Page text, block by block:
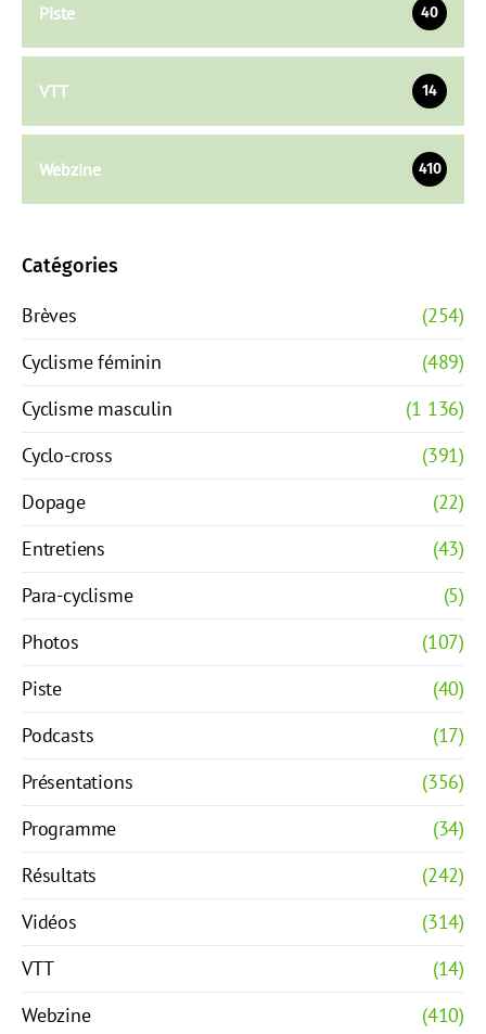
Piste 40
VTT 14
Webzine 410
Catégories
Brèves
(254)
Cyclisme féminin
(489)
Cyclisme masculin
(1 136)
Cyclo-cross
(391)
Dopage
(22)
Entretiens
(43)
Para-cyclisme
(5)
Photos
(107)
Piste
(40)
Podcasts
(17)
Présentations
(356)
Programme
(34)
Résultats
(242)
Vidéos
(314)
VTT
(14)
Webzine
(410)